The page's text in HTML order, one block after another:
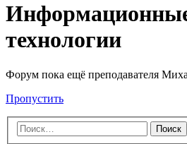
технологии
Форум пока ещё преподавателя
Пропустить
Поиск